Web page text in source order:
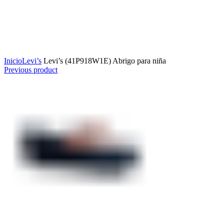
InicioLevi’s Levi’s (41P918W1E) Abrigo para niña
Previous product